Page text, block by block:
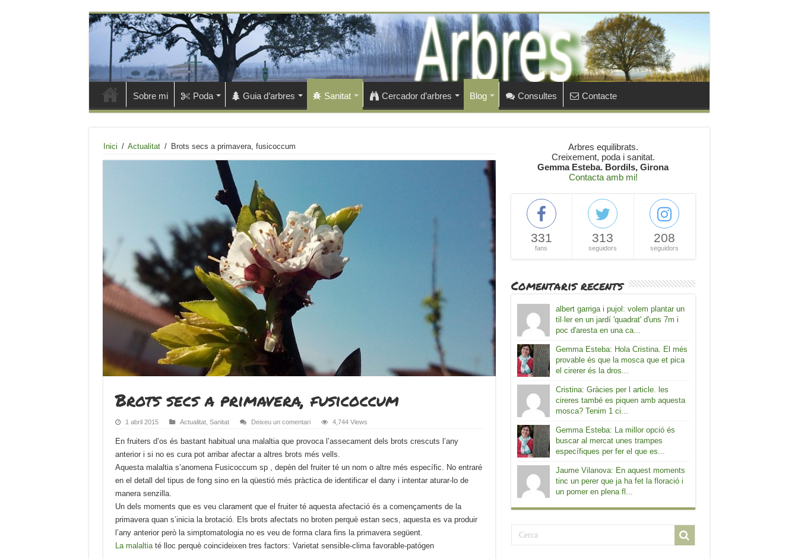
Sobre mi Poda Guia d’arbres Sanitat Cercador d’arbres Blog Consultes Contacte
Inici / Actualitat / Brots secs a primavera, fusicoccum
Brots secs a primavera, fusicoccum
1 abril 2015 Actualitat, Sanitat Deixeu un comentari 4,744 Views
En fruiters d’os és bastant habitual una malaltia que provoca l’assecament dels brots crescuts l’any
anterior i si no es cura pot arribar afectar a altres brots més vells.
Aquesta malaltia s’anomena Fusicoccum sp , depèn del fruiter té un nom o altre més específic. No entraré
en el detall del tipus de fong sino en la qüestió més pràctica de identificar el dany i intentar aturar-lo de
manera senzilla.
Un dels moments que es veu clarament que el fruiter té aquesta afectació és a començaments de la
primavera quan s’inicia la brotació. Els brots afectats no broten perquè estan secs, aquesta es va produir
l’any anterior però la simptomatologia no es veu de forma clara fins la primavera següent.
La malaltiaté lloc perquè coincideixen tres factors: Varietat sensible-clima favorable-patógen
Arbres equilibrats.
Creixement, poda i sanitat.
Gemma Esteba. Bordils, Girona
Contacta amb mi!
331
fans
313
seguidors
208
seguidors
Comentaris recents
albert garriga i pujol: volem plantar un
til·ler en un jardí 'quadrat' d'uns 7m i
poc d'aresta en una ca...
Gemma Esteba: Hola Cristina. El més
provable és que la mosca que et pica
el cirerer és la dros...
Cristina: Gràcies per l article. les
cireres també es piquen amb aquesta
mosca? Tenim 1 ci...
Gemma Esteba: La millor opció és
buscar al mercat unes trampes
específiques per fer el que es...
Jaume Vilanova: En aquest moments
tinc un perer que ja ha fet la floració i
un pomer en plena fl...